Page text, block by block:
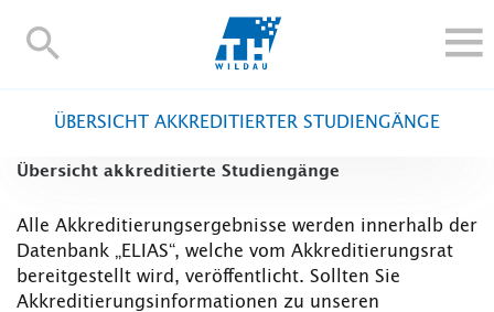
TH-
STUDIEREN UND WEITERBILDEN
FORSCHUNG UND TRANSFER
ALUMNI
HOCHSCHULE
INTERNATIONAL
ÜBERSICHT AKKREDITIERTER STUDIENGÄNGE
Übersicht akkreditierte Studiengänge
Alle Akkreditierungsergebnisse werden innerhalb der
Datenbank „ELIAS“, welche vom Akkreditierungsrat
bereitgestellt wird, veröffentlicht. Sollten Sie
Akkreditierungsinformationen zu unseren